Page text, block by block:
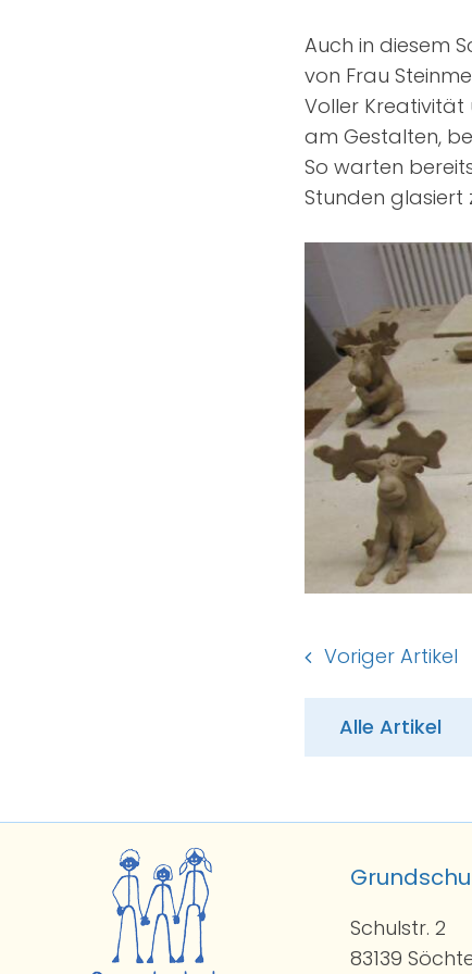
Auch in diesem
von Frau
Voller Kreativität
am Gestalten,
So warten
Stunden glasiert
Voriger Artikel
Alle Artikel
Schulstr. 2
83139